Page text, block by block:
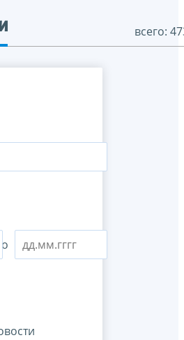
всего:
по